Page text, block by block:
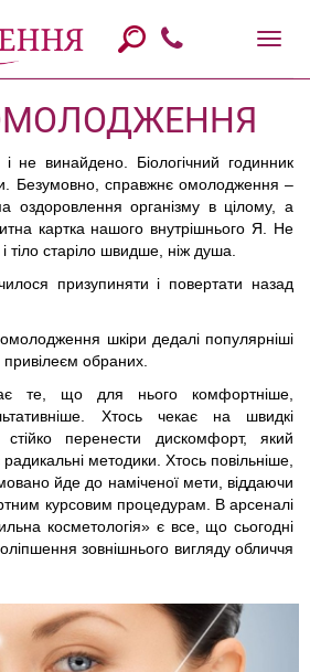
і не винайдено. Біологічний годинник
Безумовно, справжнє омолодження –
оздоровлення організму в цілому, а
картка нашого внутрішнього Я. Не
тіло старіло швидше, ніж душа.
призупиняти і повертати назад
омолодження шкіри дедалі популярніші
обраних.
те, що для нього комфортніше,
Хтось чекає на швидкі
стійко перенести дискомфорт, який
методики. Хтось повільніше,
йде до наміченої мети, віддаючи
курсовим процедурам. В арсеналі
косметологія» є все, що сьогодні
зовнішнього вигляду обличчя